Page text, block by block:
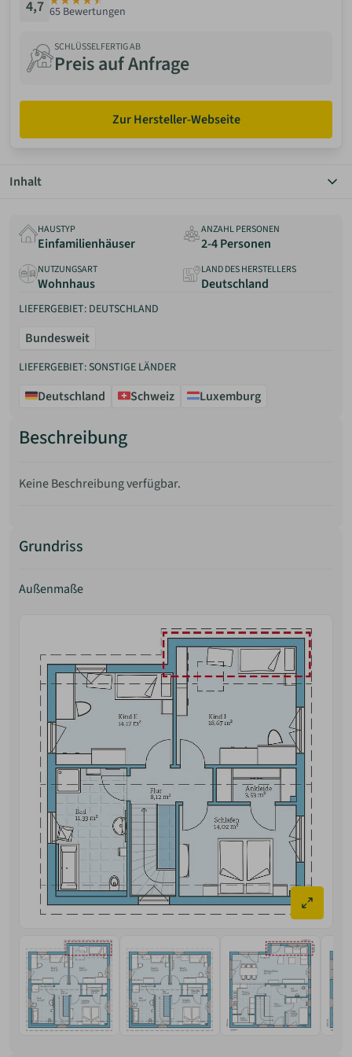
4,7 65 Bewertungen
SCHLÜSSELFERTIG AB
Preis auf Anfrage
Zur Hersteller-Webseite
Inhalt
Grundriss
Details
Anbieter
Erfahrungen
HAUSTYP
Einfamilienhäuser
ANZAHL PERSONEN
2-4 Personen
NUTZUNGSART
Wohnhaus
LAND DES HERSTELLERS
Deutschland
LIEFERGEBIET: DEUTSCHLAND
Bundesweit
LIEFERGEBIET: SONSTIGE LÄNDER
Deutschland Schweiz Luxemburg
Beschreibung
Keine Beschreibung verfügbar.
Grundriss
Außenmaße